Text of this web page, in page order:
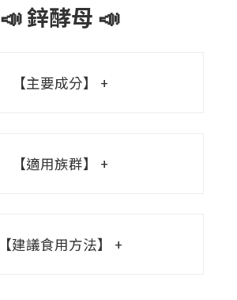
📣 鋅酵母 📣
【主要成分】
【適用族群】
【建議食用方法】